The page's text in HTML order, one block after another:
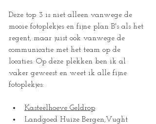
Deze top 3 is niet alleen vanwege de
mooie fotoplekjes en fijne plan B's als het
regent, maar juist ook vanwege de
communicatie met het team op de
locaties. Op deze plekken ben ik al
vaker geweest en weet ik alle fijne
fotoplekjes:
Kasteelhoeve Geldrop
Landgoed Huize Bergen,Vught